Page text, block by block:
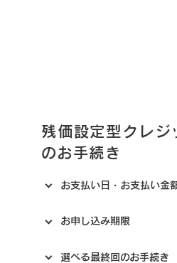
残価設定型クレジ
のお手続き
お支払い日・お支払い金
お申し込み期限
選べる最終回のお手続き